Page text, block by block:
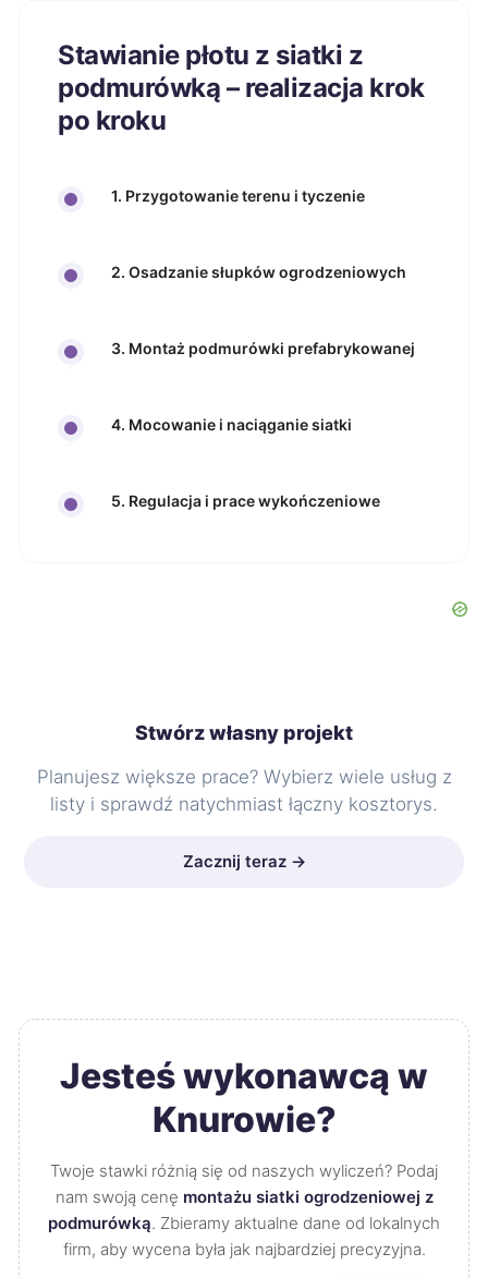
Stawianie płotu z siatki z
podmurówką – realizacja krok
po kroku
1. Przygotowanie terenu i tyczenie
2. Osadzanie słupków ogrodzeniowych
3. Montaż podmurówki prefabrykowanej
4. Mocowanie i naciąganie siatki
5. Regulacja i prace wykończeniowe
Stwórz własny projekt
Planujesz większe prace? Wybierz wiele usług z
listy i sprawdź natychmiast łączny kosztorys.
Zacznij teraz →
Jesteś wykonawcą w
Knurowie?
Twoje stawki różnią się od naszych wyliczeń? Podaj
nam swoją cenę montażu siatki ogrodzeniowej z
podmurówką. Zbieramy aktualne dane od lokalnych
firm, aby wycena była jak najbardziej precyzyjna.